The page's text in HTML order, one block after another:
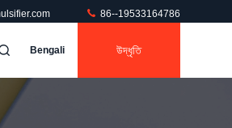
86--19533164786
Bengali উদ্ধৃতি